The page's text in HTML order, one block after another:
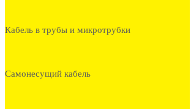
Кабель в трубы и микротрубки
Самонесущий кабель